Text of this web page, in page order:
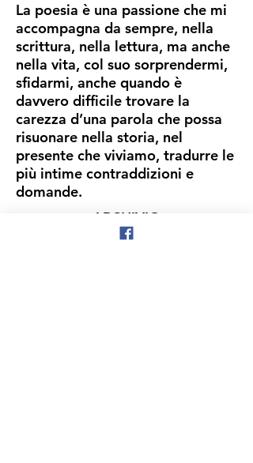
La poesia è una passione che mi
accompagna da sempre, nella
scrittura, nella lettura, ma anche
nella vita, col suo sorprendermi,
sfidarmi, anche quando è
davvero difficile trovare la
carezza d’una parola che possa
risuonare nella storia, nel
presente che viviamo, tradurre le
più intime contraddizioni e
domande.
ARCHIVIO